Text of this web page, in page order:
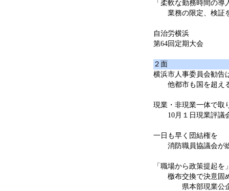
「柔軟な勤務時間の
業務の限定、検証
自治労横浜
第64回定期大会
２面
横浜市人事委員会勧告
他都市も国を超え
現業・非現業一体で取
10月１日現業評議
一日も早く団結権を
消防職員協議会が
「職場から政策提起を
檄布交換で決意固
県本部現業公企